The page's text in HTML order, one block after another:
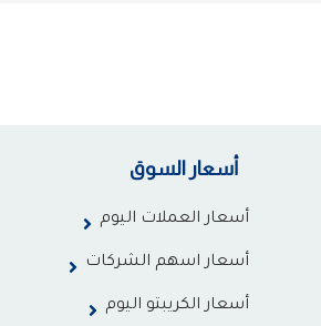
أسعار السوق
أسعار العملات اليوم
أسعار اسهم الشركات
أسعار الكريبتو اليوم